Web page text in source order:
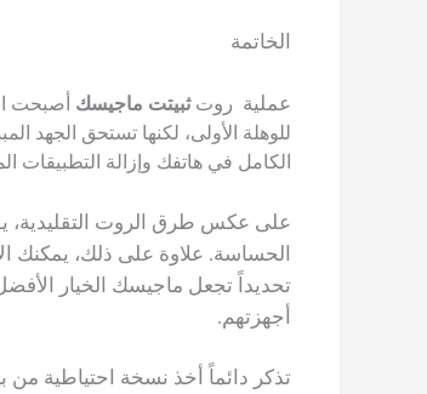
الخاتمة
عملية روت ثبيتت ماجيسك أصبحت
للوهلة الأولى، لكنها تستحق الجهد
الكامل في هاتفك وإزالة التطبيقات
على عكس طرق الروت التقليدية،
الحساسة. علاوة على ذلك، يمكنك
تحديداً تجعل ماجيسك الخيار
أجهزتهم.
تذكر دائماً أخذ نسخة احتياطية من